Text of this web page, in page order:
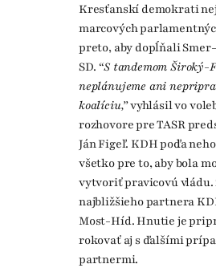
Kresťanskí demokrati
marcových
preto, aby dopĺňali Smer-
SD. “S tandemom Široký-
neplánujeme ani
koalíciu,”vyhlásil vo
rozhovore pre TASR
Ján Figeľ. KDH podľa
všetko pre to, aby bola
vytvoriť pravicovú vládu.
najbližšieho partnera
Most-Híd. Hnutie je
rokovať aj s ďalšími
partnermi.